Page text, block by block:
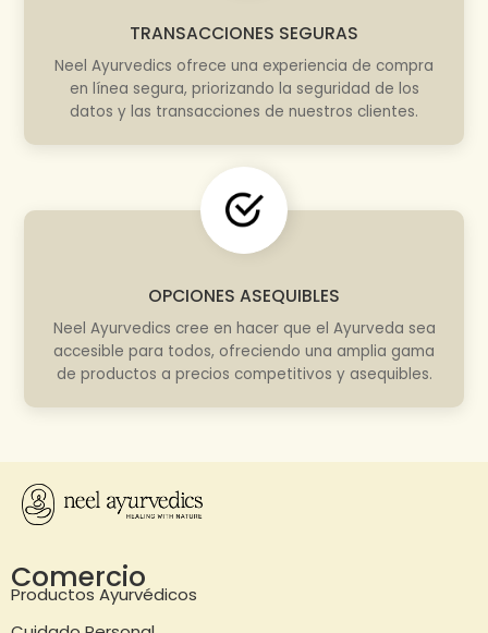
TRANSACCIONES SEGURAS
Neel Ayurvedics ofrece una experiencia de compra
en línea segura, priorizando la seguridad de los
datos y las transacciones de nuestros clientes.
OPCIONES ASEQUIBLES
Neel Ayurvedics cree en hacer que el Ayurveda sea
accesible para todos, ofreciendo una amplia gama
de productos a precios competitivos y asequibles.
Comercio
Productos Ayurvédicos